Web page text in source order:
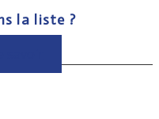
la liste ?